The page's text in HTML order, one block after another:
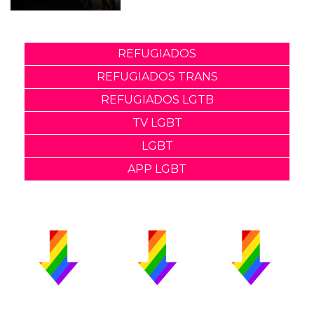
REFUGIADOS
REFUGIADOS TRANS
REFUGIADOS LGTB
TV LGBT
LGBT
APP LGBT